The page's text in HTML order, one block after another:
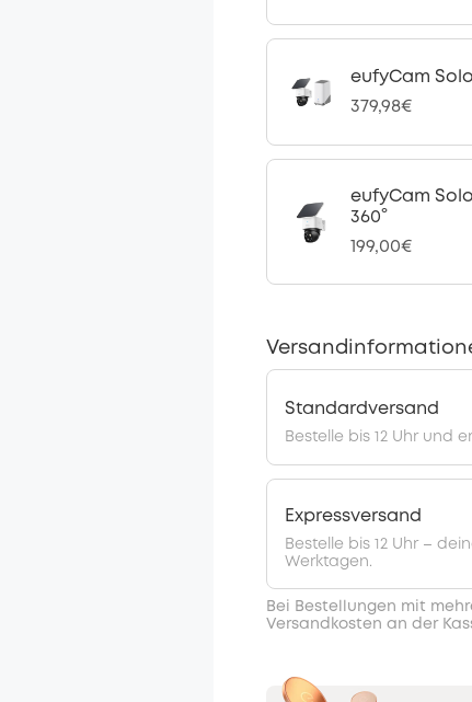
eufyCam
379,98€
eufyCam
360°
199,00€
Standardversand
Bestelle bis 12 Uhr und
Expressversand
Bestelle bis 12 Uhr –
Werktagen.
Bei Bestellungen mit
Versandkosten an der